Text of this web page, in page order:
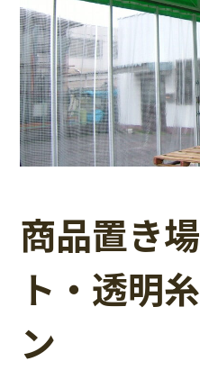
商品置き
ト・透明
ン